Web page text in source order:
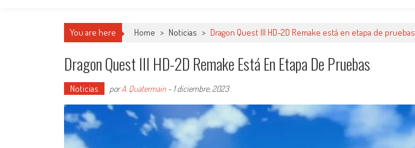
You are here Home > Noticias > Dragon Quest III HD-2D Remake está en etapa de pruebas
Dragon Quest III HD-2D Remake Está En Etapa De Pruebas
Noticias porA. Quatermain - 1 diciembre, 2023